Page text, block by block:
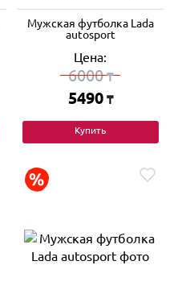
Мужская футболка Lada
autosport
Цена:
6000₸
5490 ₸
Купить